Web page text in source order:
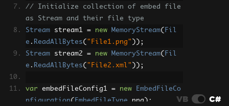
PropertyVersion
= PropertyVersion .
v1p0,
AFRelationship
= AFRelationship. Su
pplement ,
};
=
new[]
{
// Initialize collection of embed file
as Stream and their file type
Stream stream1 = new MemoryStream( Fil
e . ReadAllBytes( "File1.png" ));
Stream stream2 = new MemoryStream( Fil
e . ReadAllBytes( "File2.xml" ));
var embedFileConfig1 = new
EmbedFileCo
nfiguration( EmbedFileType png );
VB C#